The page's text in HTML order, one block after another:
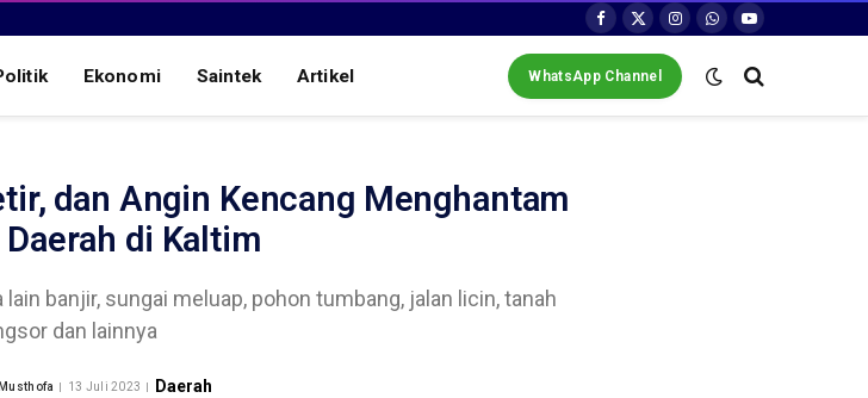
Facebook
X
(Twitter)
Instagram
WhatsApp
YouTube
Ekonomi Saintek Artikel WhatsApp Channel
dan Angin Kencang Menghantam
di Kaltim
banjir, sungai meluap, pohon tumbang, jalan licin, tanah
dan lainnya
13 Juli 2023 Daerah